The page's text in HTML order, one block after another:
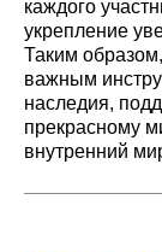
каждого
укрепление
Таким
важным
наследия,
прекрасному
внутренний